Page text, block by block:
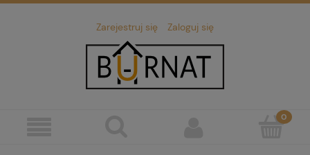
Zarejestruj się Zaloguj się